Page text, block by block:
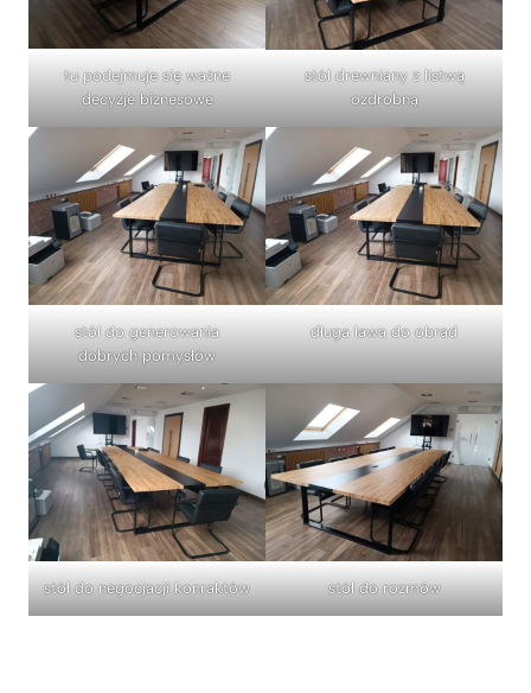
tu podejmuje się ważne
decyzje biznesowe
stół drewniany z listwą
ozdrobną
stół do generowania
dobrych pomysłów
długa ława do obrad
stół do negocjacji konraktów stół do rozmów